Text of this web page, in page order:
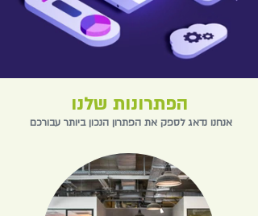
הפתרונות שלנו
אנחנו נדאג לספק את הפתרון הנכון ביותר עבורכם